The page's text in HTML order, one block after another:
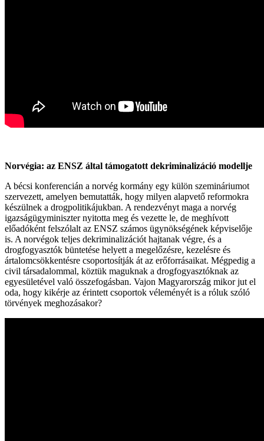
Norvégia: az ENSZ által támogatott dekriminalizáció modellje
A bécsi konferencián a norvég kormány egy külön szemináriumot
szervezett, amelyen bemutatták, hogy milyen alapvető reformokra
készülnek a drogpolitikájukban. A rendezvényt maga a norvég
igazságügyminiszter nyitotta meg és vezette le, de meghívott
előadóként felszólalt az ENSZ számos ügynökségének képviselője
is. A norvégok teljes dekriminalizációt hajtanak végre, és a
drogfogyasztók büntetése helyett a megelőzésre, kezelésre és
ártalomcsökkentésre csoportosítják át az erőforrásaikat. Mégpedig a
civil társadalommal, köztük maguknak a drogfogyasztóknak az
egyesületével való összefogásban. Vajon Magyarország mikor jut el
oda, hogy kikérje az érintett csoportok véleményét is a róluk szóló
törvények meghozásakor?